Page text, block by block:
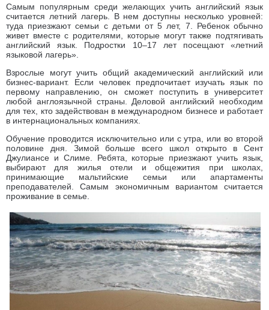
Самым популярным среди желающих учить английский язык
считается летний лагерь. В нем доступны несколько уровней:
туда приезжают семьи с детьми от 5 лет, 7. Ребенок обычно
живет вместе с родителями, которые могут также подтягивать
английский язык. Подростки 10–17 лет посещают «летний
языковой лагерь».
Взрослые могут учить общий академический английский или
бизнес-вариант. Если человек предпочитает изучать язык по
первому направлению, он сможет поступить в университет
любой англоязычной страны. Деловой английский необходим
для тех, кто задействован в международном бизнесе и работает
в интернациональных компаниях.
Обучение проводится исключительно или с утра, или во второй
половине дня. Зимой больше всего школ открыто в Сент
Джулиансе и Слиме. Ребята, которые приезжают учить язык,
выбирают для жилья отели и общежития при школах,
принимающие мальтийские семьи или апартаменты
преподавателей. Самым экономичным вариантом считается
проживание в семье.